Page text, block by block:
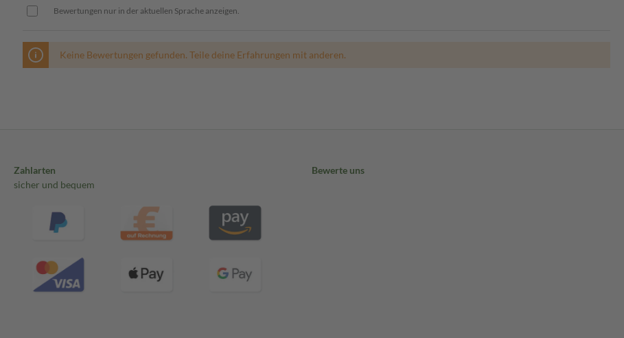
Bewertungen nur in der aktuellen Sprache anzeigen.
Keine Bewertungen gefunden. Teile deine Erfahrungen mit anderen.
Zahlarten
sicher und bequem
Bewerte uns